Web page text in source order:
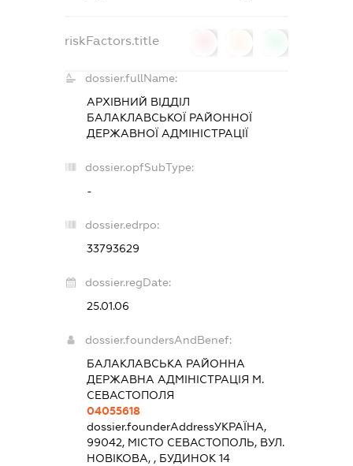
riskFactors.title
dossier.fullName:
АРХІВНИЙ ВІДДІЛ
БАЛАКЛАВСЬКОЇ РАЙОННОЇ
ДЕРЖАВНОЇ АДМІНІСТРАЦІЇ
dossier.opfSubType:
-
dossier.edrpo:
33793629
dossier.regDate:
25.01.06
dossier.foundersAndBenef:
БАЛАКЛАВСЬКА РАЙОННА
ДЕРЖАВНА АДМІНІСТРАЦІЯ М.
СЕВАСТОПОЛЯ
04055618
dossier.founderAddressУКРАЇНА,
99042, МІСТО СЕВАСТОПОЛЬ, ВУЛ.
НОВІКОВА, , БУДИНОК 14